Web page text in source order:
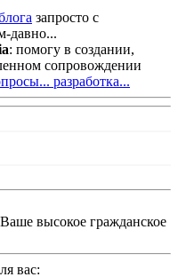
запросто с
давно...
: помогу в создании,
сопровождении
разработка...
высокое гражданское
вас: